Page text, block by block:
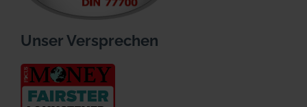
Unser Versprechen